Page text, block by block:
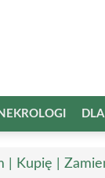
NEKROLOGI
| Kupię |